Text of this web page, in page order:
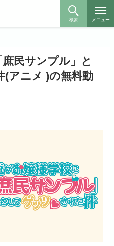
検索 メニュー
民サンプル」と
(アニメ )の無料動